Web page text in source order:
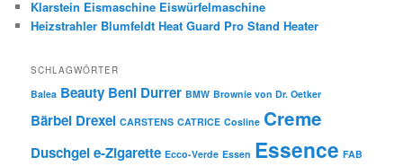
Klarstein Eismaschine Eiswürfelmaschine
Heizstrahler Blumfeldt Heat Guard Pro Stand Heater
SCHLAGWÖRTER
Balea Beauty Beni Durrer BMW Brownie von Dr. Oetker
Bärbel Drexel CARSTENS CATRICE Cosline Creme
Duschgele-Zigarette Ecco-Verde Essen Essence FAB